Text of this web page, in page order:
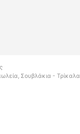
Σουβλάκια - Τρίκαλα